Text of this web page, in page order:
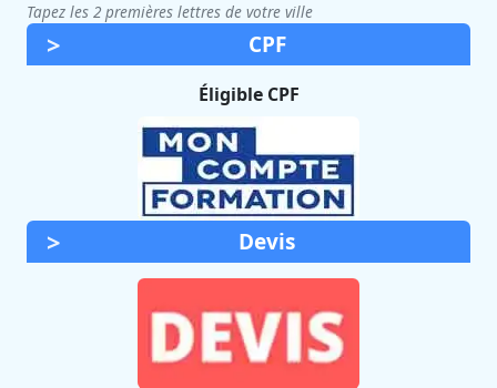
Tapez les 2 premières lettres de votre ville
CPF
Éligible CPF
Devis